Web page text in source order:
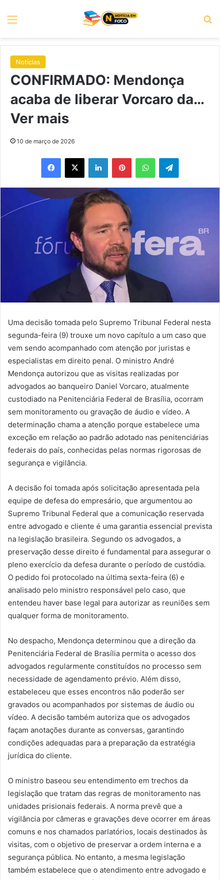
Menu
Notícias
CONFIRMADO: Mendonça
acaba de liberar Vorcaro da…
Ver mais
10 de março de 2026
Facebook
X LinkedinPinterestWhatsAppTelegram
Uma decisão tomada pelo Supremo Tribunal Federal nesta
segunda-feira (9) trouxe um novo capítulo a um caso que
vem sendo acompanhado com atenção por juristas e
especialistas em direito penal. O ministro André
Mendonça autorizou que as visitas realizadas por
advogados ao banqueiro Daniel Vorcaro, atualmente
custodiado na Penitenciária Federal de Brasília, ocorram
sem monitoramento ou gravação de áudio e vídeo. A
determinação chama a atenção porque estabelece uma
exceção em relação ao padrão adotado nas penitenciárias
federais do país, conhecidas pelas normas rigorosas de
segurança e vigilância.
A decisão foi tomada após solicitação apresentada pela
equipe de defesa do empresário, que argumentou ao
Supremo Tribunal Federal que a comunicação reservada
entre advogado e cliente é uma garantia essencial prevista
na legislação brasileira. Segundo os advogados, a
preservação desse direito é fundamental para assegurar o
pleno exercício da defesa durante o período de custódia.
O pedido foi protocolado na última sexta-feira (6) e
analisado pelo ministro responsável pelo caso, que
entendeu haver base legal para autorizar as reuniões sem
qualquer forma de monitoramento.
No despacho, Mendonça determinou que a direção da
Penitenciária Federal de Brasília permita o acesso dos
advogados regularmente constituídos no processo sem
necessidade de agendamento prévio. Além disso,
estabeleceu que esses encontros não poderão ser
gravados ou acompanhados por sistemas de áudio ou
vídeo. A decisão também autoriza que os advogados
façam anotações durante as conversas, garantindo
condições adequadas para a preparação da estratégia
jurídica do cliente.
O ministro baseou seu entendimento em trechos da
legislação que tratam das regras de monitoramento nas
unidades prisionais federais. A norma prevê que a
vigilância por câmeras e gravações deve ocorrer em áreas
comuns e nos chamados parlatórios, locais destinados às
visitas, com o objetivo de preservar a ordem interna e a
segurança pública. No entanto, a mesma legislação
também estabelece que o atendimento entre advogado e